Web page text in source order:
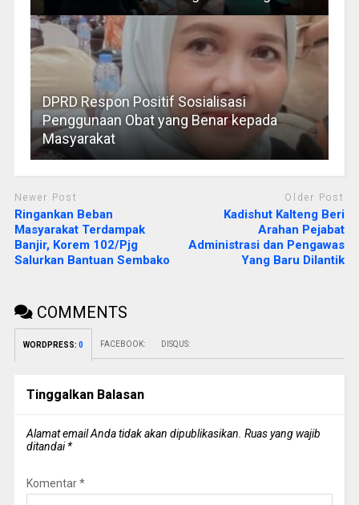
DPRD Respon Positif Sosialisasi
Penggunaan Obat yang Benar kepada
Masyarakat
Newer Post
Ringankan Beban
Masyarakat Terdampak
Banjir, Korem 102/Pjg
Salurkan Bantuan Sembako
Older Post
Kadishut Kalteng Beri
Arahan Pejabat
Administrasi dan Pengawas
Yang Baru Dilantik
COMMENTS
WORDPRESS: 0 FACEBOOK: DISQUS:
Tinggalkan Balasan
Alamat email Anda tidak akan dipublikasikan. Ruas yang wajib
ditandai*
Komentar*